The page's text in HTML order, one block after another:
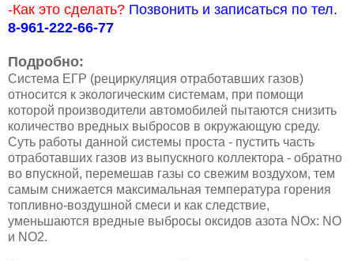
-Как это сделать? Позвонить и записаться по тел.
8-961-222-66-77
Подробно:
Система ЕГР (рециркуляция отработавших газов)
относится к экологическим системам, при помощи
которой производители автомобилей пытаются снизить
количество вредных выбросов в окружающую среду.
Суть работы данной системы проста - пустить часть
отработавших газов из выпускного коллектора - обратно
во впускной, перемешав газы со свежим воздухом, тем
самым снижается максимальная температура горения
топливно-воздушной смеси и как следствие,
уменьшаются вредные выбросы оксидов азота NOx: NO
и NO2.